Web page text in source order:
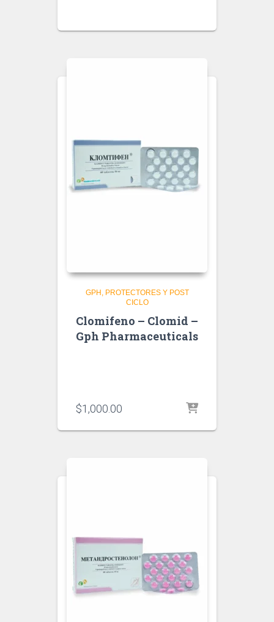
GPH
PROTECTORES Y POST
CICLO
Clomifeno – Clomid –
Gph Pharmaceuticals
$1,000.00